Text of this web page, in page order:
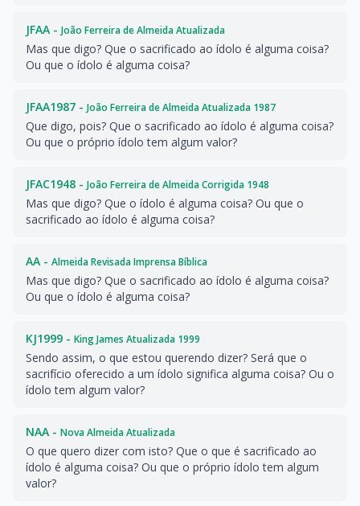
JFAA - João Ferreira de Almeida Atualizada
Mas que digo? Que o sacrificado ao ídolo é alguma coisa?
Ou que o ídolo é alguma coisa?
JFAA1987 - João Ferreira de Almeida Atualizada 1987
Que digo, pois? Que o sacrificado ao ídolo é alguma coisa?
Ou que o próprio ídolo tem algum valor?
JFAC1948 - João Ferreira de Almeida Corrigida 1948
Mas que digo? Que o ídolo é alguma coisa? Ou que o
sacrificado ao ídolo é alguma coisa?
AA - Almeida Revisada Imprensa Bíblica
Mas que digo? Que o sacrificado ao ídolo é alguma coisa?
Ou que o ídolo é alguma coisa?
KJ1999 - King James Atualizada 1999
Sendo assim, o que estou querendo dizer? Será que o
sacrifício oferecido a um ídolo significa alguma coisa? Ou o
ídolo tem algum valor?
NAA - Nova Almeida Atualizada
O que quero dizer com isto? Que o que é sacrificado ao
ídolo é alguma coisa? Ou que o próprio ídolo tem algum
valor?